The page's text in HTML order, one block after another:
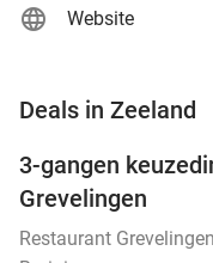
Website
Deals in Zeeland
3-gangen
Grevelingen
Restaurant Grevelingen